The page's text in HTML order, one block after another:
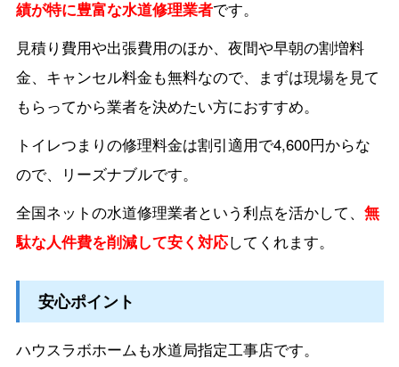
績が特に豊富な水道修理業者です。
見積り費用や出張費用のほか、夜間や早朝の割増料
金、キャンセル料金も無料なので、まずは現場を見て
もらってから業者を決めたい方におすすめ。
トイレつまりの修理料金は割引適用で4,600円からな
ので、リーズナブルです。
全国ネットの水道修理業者という利点を活かして、 無
駄な人件費を削減して安く対応してくれます。
安心ポイント
ハウスラボホームも水道局指定工事店です。